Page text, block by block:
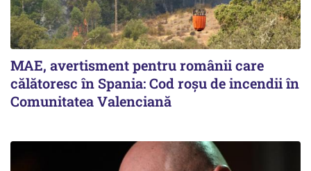
MAE, avertisment pentru românii care
călătoresc în Spania: Cod roșu de incendii în
Comunitatea Valenciană